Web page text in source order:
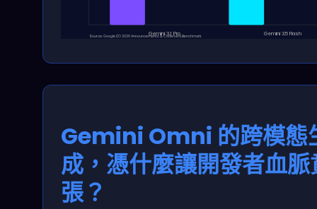
Gemini 3.1 Pro Gemini 3.5 Flash
Source: Google I/O 2026 Announcements & CodersEra Benchmark
Gemini Omni 的跨模態
成，憑什麼讓開發者血脈
張？